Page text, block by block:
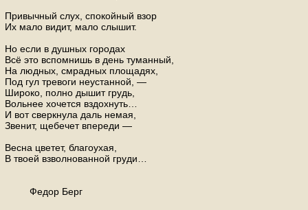
Привычный слух, спокойный взор
Их мало видит, мало слышит.
Но если в душных городах
Всё это вспомнишь в день туманный,
На людных, смрадных площадях,
Под гул тревоги неустанной, —
Широко, полно дышит грудь,
Вольнее хочется вздохнуть…
И вот сверкнула даль немая,
Звенит, щебечет впереди —
Весна цветет, благоухая,
В твоей взволнованной груди…
Федор Берг